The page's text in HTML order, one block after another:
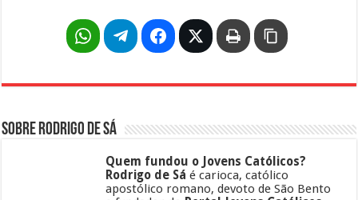
Sobre Rodrigo de Sá
Quem fundou o Jovens Católicos?
Rodrigo de Sá é carioca, católico
apostólico romano, devoto de São Bento